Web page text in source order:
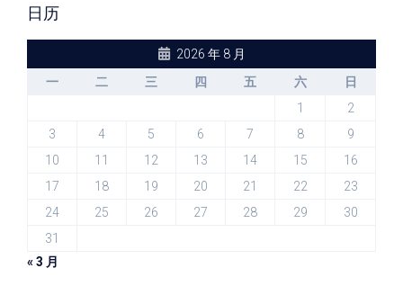
日历
2026 年 8 月
一
二 三 四 五 六
日
1
2
3
4 5 6 7 8
9
10
11 12 13 14 15
16
17
18 19 20 21 22
23
24
25 26 27 28 29
30
31
« 3 月